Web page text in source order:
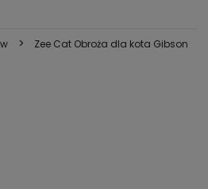
> Zee Cat Obroża dla kota Gibson